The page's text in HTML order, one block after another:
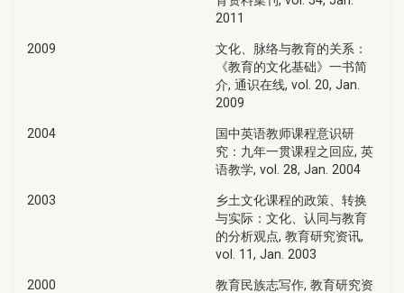
2011
2009
文化、脉络与教育的关系：
《教育的文化基础》一书简
介, 通识在线, vol. 20, Jan.
2009
2004
国中英语教师课程意识研
究：九年一贯课程之回应, 英
语教学, vol. 28, Jan. 2004
2003
乡土文化课程的政策、转换
与实际：文化、认同与教育
的分析观点, 教育研究资讯,
vol. 11, Jan. 2003
2000
教育民族志写作, 教育研究资